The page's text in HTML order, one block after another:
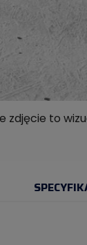
zdjęcie to